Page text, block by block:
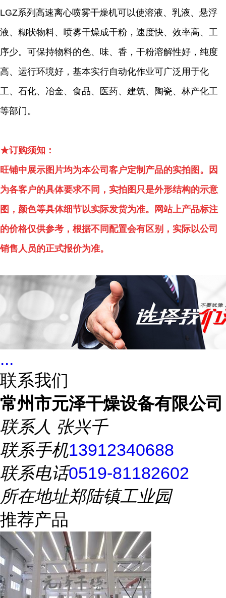
LGZ系列高速离心喷雾干燥机可以使溶液、乳液、悬浮
液、糊状物料、喷雾干燥成干粉，速度快、效率高、工
序少。可保持物料的色、味、香，干粉溶解性好，纯度
高、运行环境好，基本实行自动化作业可广泛用于化
工、石化、冶金、食品、医药、建筑、陶瓷、林产化工
等部门。
★订购须知：
旺铺中展示图片均为本公司客户定制产品的实拍图。因
为各客户的具体要求不同，实拍图只是外形结构的示意
图，颜色等具体细节以实际发货为准。网站上产品标注
的价格仅供参考，根据不同配置会有区别，实际以公司
销售人员的正式报价为准。
...
联系我们
常州市元泽干燥设备有限公司
联系人 张兴千
联系手机13912340688
联系电话0519-81182602
所在地址郑陆镇工业园
推荐产品